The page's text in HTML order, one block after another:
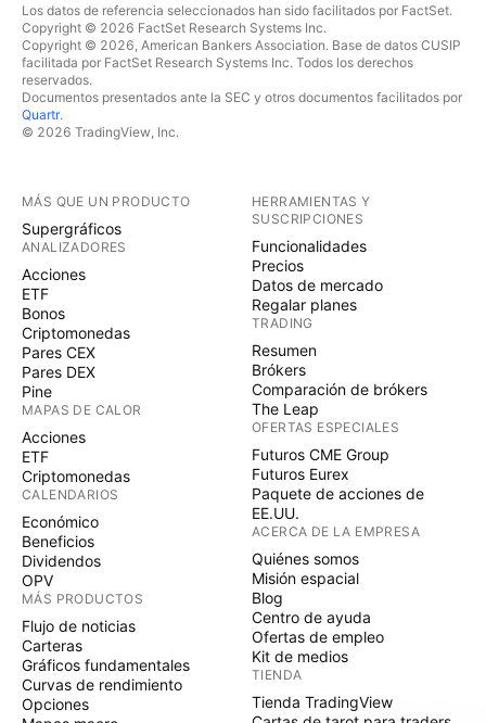
Los datos de referencia seleccionados han sido facilitados por FactSet.
Copyright © 2026 FactSet Research Systems Inc.
Copyright © 2026, American Bankers Association. Base de datos CUSIP
facilitada por FactSet Research Systems Inc. Todos los derechos
reservados.
Documentos presentados ante la SEC y otros documentos facilitados por
Quartr.
© 2026 TradingView, Inc.
MÁS QUE UN PRODUCTO
Supergráficos
ANALIZADORES
Acciones
ETF
Bonos
Criptomonedas
Pares CEX
Pares DEX
Pine
MAPAS DE CALOR
Acciones
ETF
Criptomonedas
CALENDARIOS
Económico
Beneficios
Dividendos
OPV
MÁS PRODUCTOS
Flujo de noticias
Carteras
Gráficos fundamentales
Curvas de rendimiento
Opciones
HERRAMIENTAS Y
SUSCRIPCIONES
Funcionalidades
Precios
Datos de mercado
Regalar planes
TRADING
Resumen
Brókers
Comparación de brókers
The Leap
OFERTAS ESPECIALES
Futuros CME Group
Futuros Eurex
Paquete de acciones de
EE.UU.
ACERCA DE LA EMPRESA
Quiénes somos
Misión espacial
Blog
Centro de ayuda
Ofertas de empleo
Kit de medios
TIENDA
Tienda TradingView